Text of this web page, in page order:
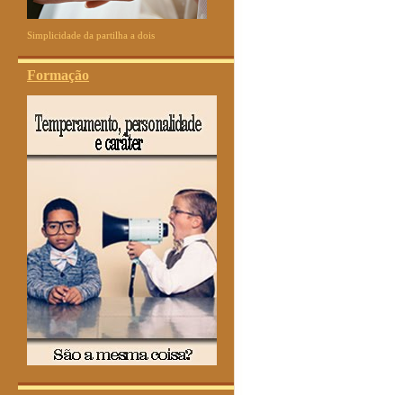
Simplicidade da partilha a dois
Formação